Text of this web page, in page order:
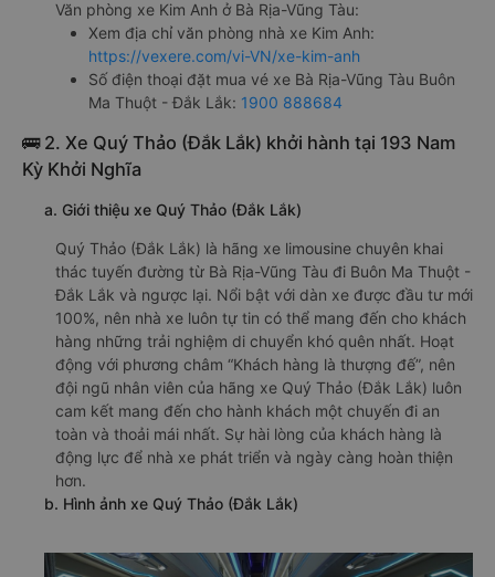
Văn phòng xe Kim Anh ở Bà Rịa-Vũng Tàu:
Xem địa chỉ văn phòng nhà xe Kim Anh:
https://vexere.com/vi-VN/xe-kim-anh
Số điện thoại đặt mua vé xe Bà Rịa-Vũng Tàu Buôn
Ma Thuột - Đắk Lắk: 1900 888684
🚌 2. Xe Quý Thảo (Đắk Lắk) khởi hành tại 193 Nam
Kỳ Khởi Nghĩa
a. Giới thiệu xe Quý Thảo (Đắk Lắk)
Quý Thảo (Đắk Lắk) là hãng xe limousine chuyên khai
thác tuyến đường từ Bà Rịa-Vũng Tàu đi Buôn Ma Thuột -
Đắk Lắk và ngược lại. Nổi bật với dàn xe được đầu tư mới
100%, nên nhà xe luôn tự tin có thể mang đến cho khách
hàng những trải nghiệm di chuyển khó quên nhất. Hoạt
động với phương châm “Khách hàng là thượng đế”, nên
đội ngũ nhân viên của hãng xe Quý Thảo (Đắk Lắk) luôn
cam kết mang đến cho hành khách một chuyến đi an
toàn và thoải mái nhất. Sự hài lòng của khách hàng là
động lực để nhà xe phát triển và ngày càng hoàn thiện
hơn.
b. Hình ảnh xe Quý Thảo (Đắk Lắk)